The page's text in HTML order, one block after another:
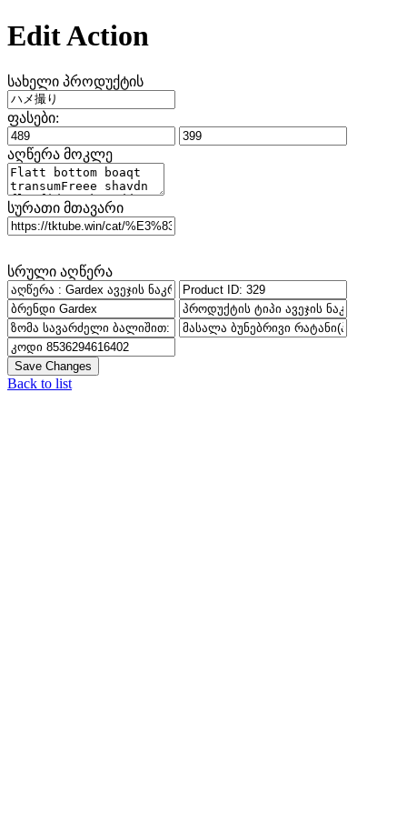
Edit Action
სახელი პროდუქტის
ფასები:
აღწერა მოკლე
სურათი მთავარი
სრული აღწერა
Save Changes
Back to list